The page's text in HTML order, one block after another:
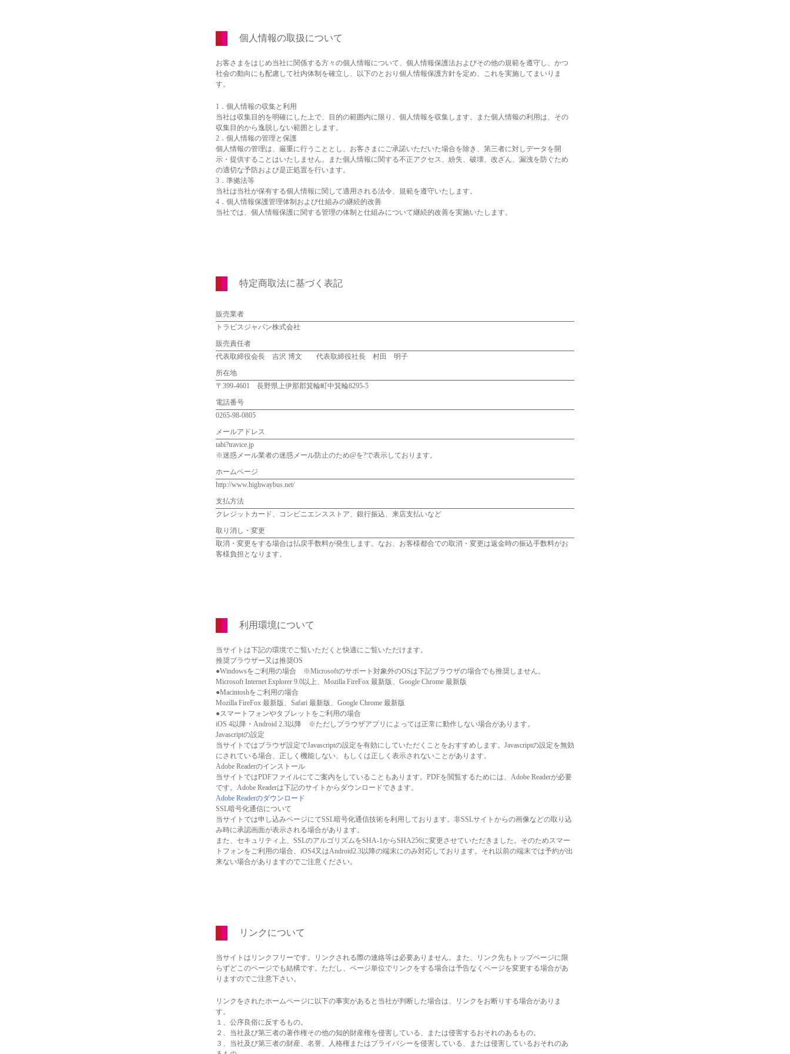
個人情報の取扱について
お客さまをはじめ当社に関係する方々の個人情報について、個人情報保護法およびその他の規範を遵守し、かつ
社会の動向にも配慮して社内体制を確立し、以下のとおり個人情報保護方針を定め、これを実施してまいりま
す。
1．個人情報の収集と利用
当社は収集目的を明確にした上で、目的の範囲内に限り、個人情報を収集します。また個人情報の利用は、その
収集目的から逸脱しない範囲とします。
2．個人情報の管理と保護
個人情報の管理は、厳重に行うこととし、お客さまにご承諾いただいた場合を除き、第三者に対しデータを開
示・提供することはいたしません。また個人情報に関する不正アクセス、紛失、破壊、改ざん、漏洩を防ぐため
の適切な予防および是正処置を行います。
3．準拠法等
当社は当社が保有する個人情報に関して適用される法令、規範を遵守いたします。
4．個人情報保護管理体制および仕組みの継続的改善
当社では、個人情報保護に関する管理の体制と仕組みについて継続的改善を実施いたします。
特定商取法に基づく表記
販売業者
トラビスジャパン株式会社
販売責任者
代表取締役会長 吉沢 博文 代表取締役社長 村田 明子
所在地
〒399-4601 長野県上伊那郡箕輪町中箕輪8295-5
電話番号
0265-98-0805
メールアドレス
tabi?travice.jp
※迷惑メール業者の迷惑メール防止のため@を?で表示しております。
ホームページ
http://www.highwaybus.net/
支払方法
クレジットカード、コンビニエンスストア、銀行振込、来店支払いなど
取り消し・変更
取消・変更をする場合は払戻手数料が発生します。なお、お客様都合での取消・変更は返金時の振込手数料がお
客様負担となります。
利用環境について
当サイトは下記の環境でご覧いただくと快適にご覧いただけます。
推奨ブラウザー又は推奨OS
●Windowsをご利用の場合 ※Microsoftのサポート対象外のOSは下記ブラウザの場合でも推奨しません。
Microsoft Internet Explorer 9.0以上、Mozilla FireFox 最新版、Google Chrome 最新版
●Macintoshをご利用の場合
Mozilla FireFox 最新版、Safari 最新版、Google Chrome 最新版
●スマートフォンやタブレットをご利用の場合
iOS 4以降・Android 2.3以降 ※ただしブラウザアプリによっては正常に動作しない場合があります。
Javascriptの設定
当サイトではブラウザ設定でJavascriptの設定を有効にしていただくことをおすすめします。Javascriptの設定を無効
にされている場合、正しく機能しない、もしくは正しく表示されないことがあります。
Adobe Readerのインストール
当サイトではPDFファイルにてご案内をしていることもあります。PDFを閲覧するためには、Adobe Readerが必要
です。Adobe Readerは下記のサイトからダウンロードできます。
Adobe Readerのダウンロード
SSL暗号化通信について
当サイトでは申し込みページにてSSL暗号化通信技術を利用しております。非SSLサイトからの画像などの取り込
み時に承認画面が表示される場合があります。
また、セキュリティ上、SSLのアルゴリズムをSHA-1からSHA256に変更させていただきました。そのためスマー
トフォンをご利用の場合、iOS4又はAndroid2.3以降の端末にのみ対応しております。それ以前の端末では予約が出
来ない場合がありますのでご注意ください。
リンクについて
当サイトはリンクフリーです。リンクされる際の連絡等は必要ありません。また、リンク先もトップページに限
らずどこのページでも結構です。ただし、ページ単位でリンクをする場合は予告なくページを変更する場合があ
りますのでご注意下さい。
リンクをされたホームページに以下の事実があると当社が判断した場合は、リンクをお断りする場合がありま
す。
１、公序良俗に反するもの。
２、当社及び第三者の著作権その他の知的財産権を侵害している、または侵害するおそれのあるもの。
３、当社及び第三者の財産、名誉、人格権またはプライバシーを侵害している、または侵害しているおそれのあ